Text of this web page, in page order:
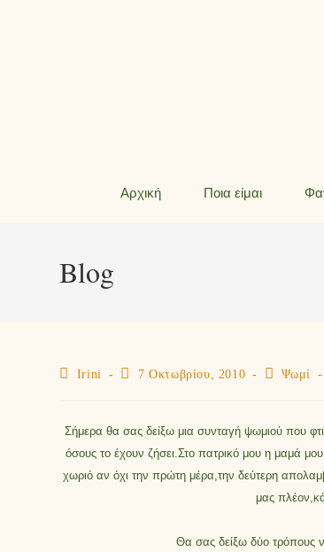
Αρχική Ποια είμαι
Blog
Irini 7 Οκτωβρίου, 2010 Ψωμί
Σήμερα θα σας δείξω μια συνταγή ψωμιού που
όσους το έχουν ζήσει.Στο πατρικό μου η μαμά
χωριό αν όχι την πρώτη μέρα,την δεύτερη
μας
Θα σας δείξω δύο τρόπους